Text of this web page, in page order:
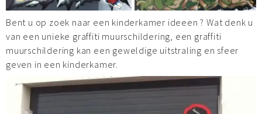
Bent u op zoek naar een kinderkamer ideeen ? Wat denk u
van een unieke graffiti muurschildering, een graffiti
muurschildering kan een geweldige uitstraling en sfeer
geven in een kinderkamer.